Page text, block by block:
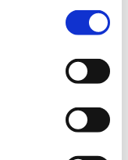
partneri